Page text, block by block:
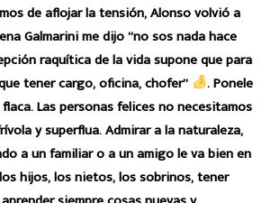
de aflojar la tensión, Alonso volvió a
Galmarini me dijo “no sos nada hace
raquítica de la vida supone que para
tener cargo, oficina, chofer”
. Ponele
Las personas felices no necesitamos
y superflua. Admirar a la naturaleza,
a un familiar o a un amigo le va bien en
hijos, los nietos, los sobrinos, tener